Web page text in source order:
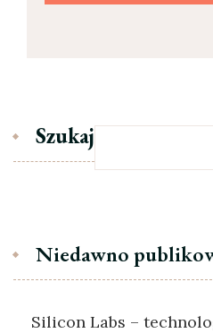
Szukaj
Niedawno
Silicon Labs –